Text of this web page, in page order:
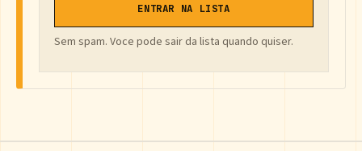
ENTRAR NA LISTA
Sem spam. Voce pode sair da lista quando quiser.